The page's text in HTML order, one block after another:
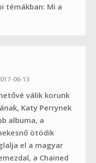
témákban: Mi a
06-13
válik korunk
Katy Perrynek
albuma, a
ötödik
el a magyar
a Chained